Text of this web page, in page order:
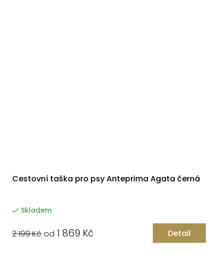
Cestovní taška pro psy Anteprima Agata černá
Skladem
2 199 Kč od 1 869 Kč Detail